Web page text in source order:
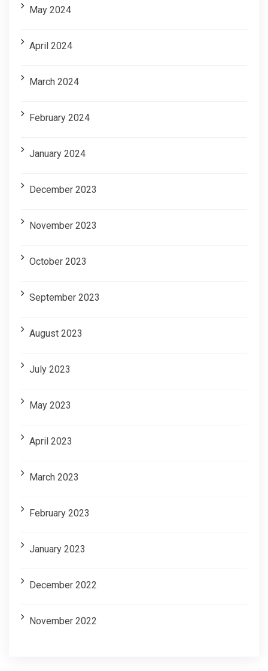
May 2024
April 2024
March 2024
February 2024
January 2024
December 2023
November 2023
October 2023
September 2023
August 2023
July 2023
May 2023
April 2023
March 2023
February 2023
January 2023
December 2022
November 2022